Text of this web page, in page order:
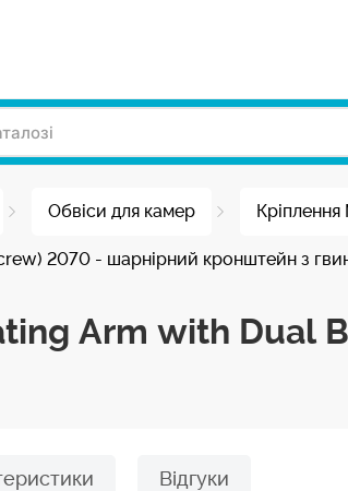
Обвіси для камер
2070 - шарнірний кронштейн з
Arm with Dual
Відгуки